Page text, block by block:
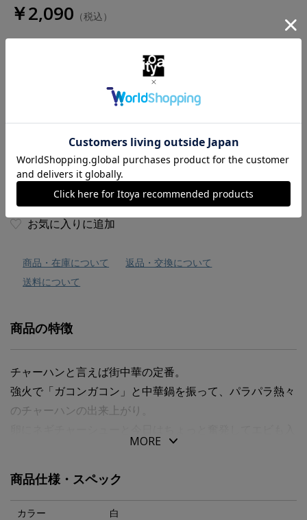
￥2,090 （税込）
お気に入りに追加
商品・在庫について
返品・交換について
送料について
商品の特徴
チャーハンと言えば街中華の定番。
強火で「ガコンガコン」と中華鍋を振って、パラパラ熱々
のチャーハンの出来上がり。
MORE
商品仕様・スペック
カラー
白